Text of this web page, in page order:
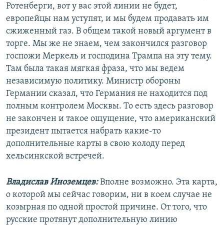
Ротенберги, вот у вас этой линии не будет,
европейцы нам уступят, и мы будем продавать им
сжиженный газ. В общем такой новый аргумент в
торге. Мы же не знаем, чем закончился разговор
госпожи Меркель и господина Трампа на эту тему.
Там была такая мягкая фраза, что мы ведем
независимую политику. Министр обороны
Германии сказал, что Германия не находится под
полным контролем Москвы. То есть здесь разговор
не закончен и такое ощущение, что американский
президент пытается набрать какие-то
дополнительные карты в свою колоду перед
хельсинкской встречей.
Владислав Иноземцев:Вполне возможно. Эта карта,
о которой мы сейчас говорим, ни в коем случае не
козырная по одной простой причине. От того, что
русские протянут дополнительную линию